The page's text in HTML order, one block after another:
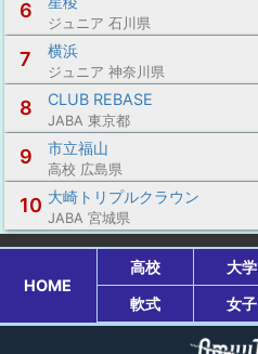
6
ジュニア 石川県
7 横浜
ジュニア 神奈川県
8 CLUB REBASE
JABA 東京都
9 市立福山
高校 広島県
10 大崎トリプルクラウン
JABA 宮城県
HOME
高校 大学
軟式
女子